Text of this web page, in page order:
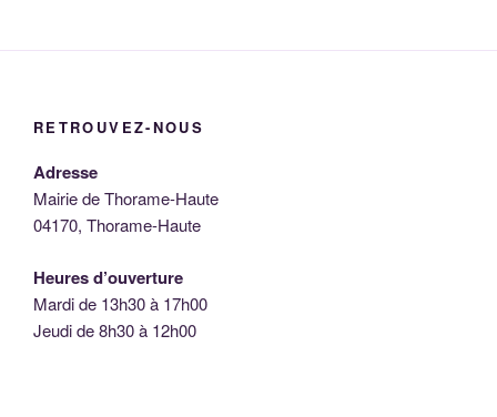
RETROUVEZ-NOUS
Adresse
Mairie de Thorame-Haute
04170, Thorame-Haute
Heures d’ouverture
Mardi de 13h30 à 17h00
Jeudi de 8h30 à 12h00